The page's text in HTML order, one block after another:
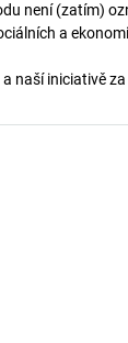
není (zatím)
a
naší iniciativě